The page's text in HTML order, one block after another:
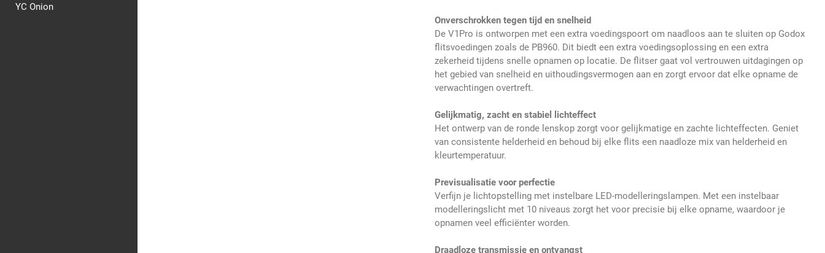
YC Onion
Onverschrokken tegen tijd en snelheid
De V1Pro is ontworpen met een extra voedingspoort om naadloos aan te sluiten op Godox
flitsvoedingen zoals de PB960. Dit biedt een extra voedingsoplossing en een extra
zekerheid tijdens snelle opnamen op locatie. De flitser gaat vol vertrouwen uitdagingen op
het gebied van snelheid en uithoudingsvermogen aan en zorgt ervoor dat elke opname de
verwachtingen overtreft.
Gelijkmatig, zacht en stabiel lichteffect
Het ontwerp van de ronde lenskop zorgt voor gelijkmatige en zachte lichteffecten. Geniet
van consistente helderheid en behoud bij elke flits een naadloze mix van helderheid en
kleurtemperatuur.
Previsualisatie voor perfectie
Verfijn je lichtopstelling met instelbare LED-modelleringslampen. Met een instelbaar
modelleringslicht met 10 niveaus zorgt het voor precisie bij elke opname, waardoor je
opnamen veel efficiënter worden.
Draadloze transmissie en ontvangst